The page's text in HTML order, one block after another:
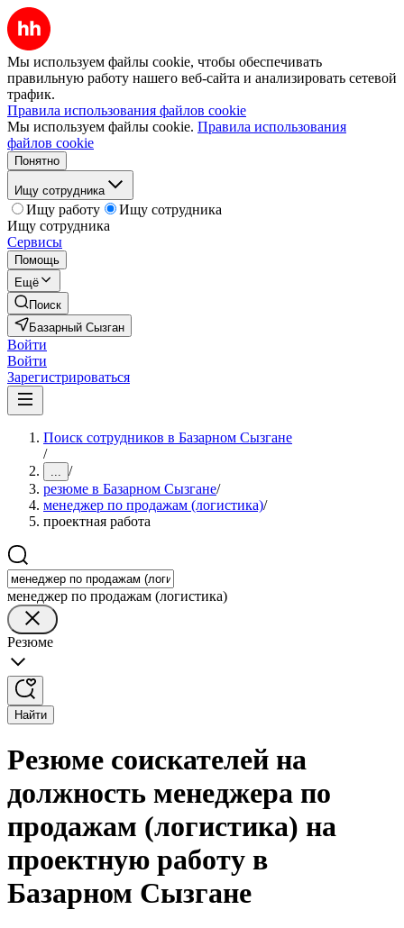
Мы используем файлы cookie, чтобы обеспечивать
правильную работу нашего веб-сайта и анализировать сетевой
трафик.
Правила использования файлов cookie
Мы используем файлы cookie. Правила использования
файлов cookie
Понятно
Ищу сотрудника
Ищу работу
Ищу сотрудника
Ищу сотрудника
Сервисы
Помощь
Ещё
Поиск
Базарный Сызган
Войти
Войти
Зарегистрироваться
Поиск сотрудников в Базарном Сызгане
/
... /
резюме в Базарном Сызгане/
менеджер по продажам (логистика)/
проектная работа
менеджер по продажам (логистика)
Резюме
Найти
Резюме соискателей на
должность менеджера по
продажам (логистика) на
проектную работу в
Базарном Сызгане